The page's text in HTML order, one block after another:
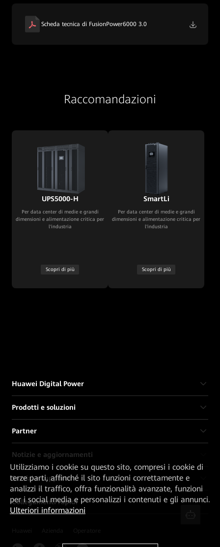
Scheda tecnica di FusionPower6000 3.0
Raccomandazioni
UPS5000-H
Per data center di medie e grandi
dimensioni e alimentazione critica per
l'industria
Scopri di più
SmartLi
Per data center di medie e grandi
dimensioni e alimentazione critica per
l'industria
Scopri di più
Huawei Digital Power
Prodotti e soluzioni
Partner
Notizie e aggiornamenti
Servizi e supporto
Collegamenti rapidi
Utilizziamo i cookie su questo sito, compresi i cookie di
terze parti, affinché il sito funzioni correttamente e
analizzi il traffico, offra funzionalità avanzate, funzioni
per i social media e personalizzi i contenuti e gli annunci.
Ulteriori informazioni